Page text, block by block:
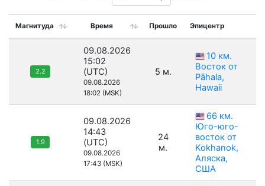
Магнитуда Время Прошло Эпицентр
2.2
09.08.2026
15:02
(UTC)
09.08.2026
18:02 (MSK)
5 м.
10 км.
Восток от
Pāhala,
Hawaii
1.9
09.08.2026
14:43
(UTC)
09.08.2026
17:43 (MSK)
24
м.
66 км.
Юго-юго-
восток от
Kokhanok,
Аляска,
США